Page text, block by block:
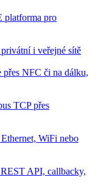
platforma pro
i veřejné sítě
NFC či na dálku,
TCP přes
WiFi nebo
API, callbacky,